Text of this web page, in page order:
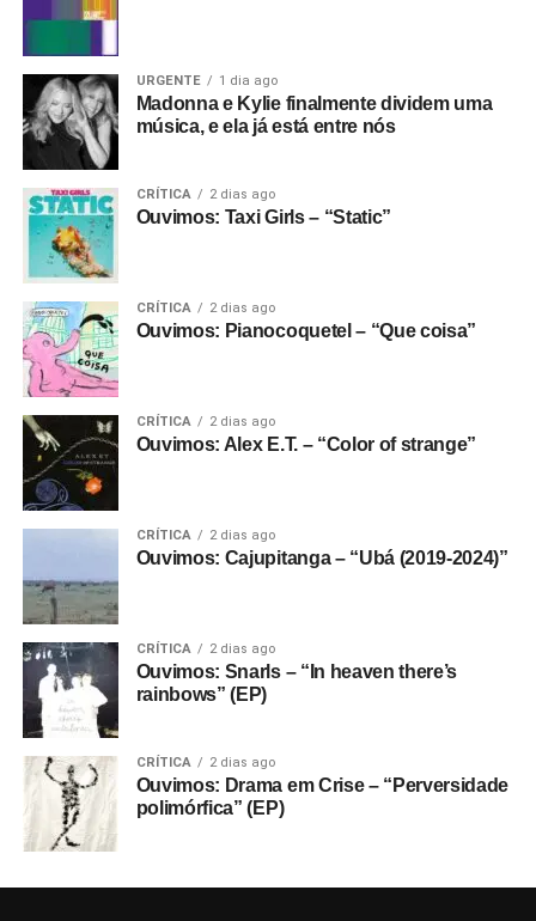
URGENTE 1 dia ago
Madonna e Kylie finalmente dividem uma
música, e ela já está entre nós
CRÍTICA 2 dias ago
Ouvimos: Taxi Girls – “Static”
CRÍTICA 2 dias ago
Ouvimos: Pianocoquetel – “Que coisa”
CRÍTICA 2 dias ago
Ouvimos: Alex E.T. – “Color of strange”
CRÍTICA 2 dias ago
Ouvimos: Cajupitanga – “Ubá (2019-2024)”
CRÍTICA 2 dias ago
Ouvimos: Snarls – “In heaven there’s
rainbows” (EP)
CRÍTICA 2 dias ago
Ouvimos: Drama em Crise – “Perversidade
polimórfica” (EP)